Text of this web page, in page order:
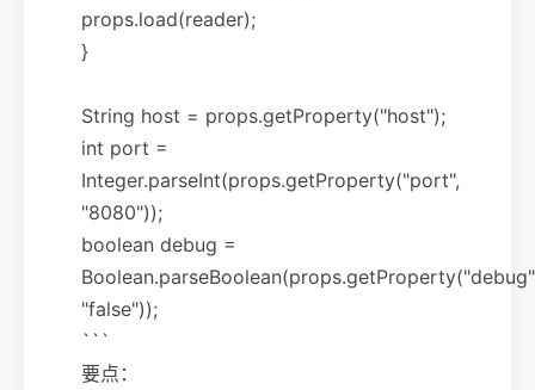
props.load(reader);
}
String host = props.getProperty("host");
int port =
Integer.parseInt(props.getProperty("port",
"8080"));
boolean debug =
"false"));
```
要点：